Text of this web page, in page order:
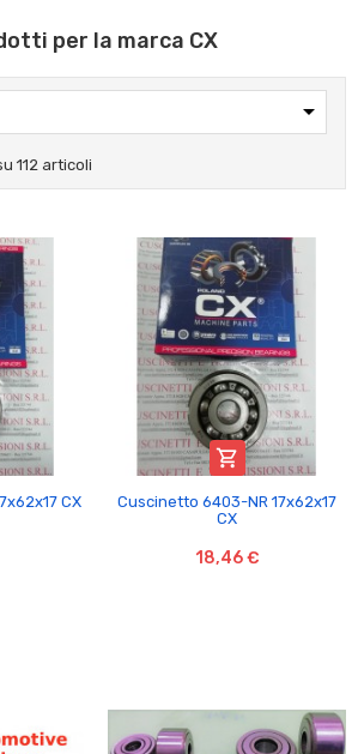
per la marca CX

112 articoli
CX

Cuscinetto 6403-NR 17x62x17
CX
18,46 €